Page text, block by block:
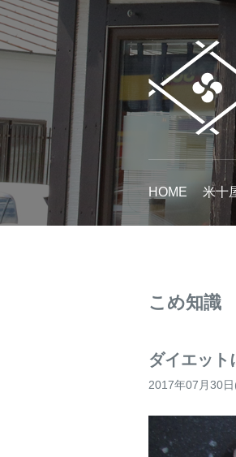
HOME 米十
こめ知識
ダイエッ
2017年07月30